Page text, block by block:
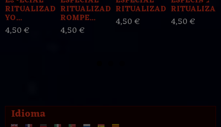
Idioma
RITUALIZADO
YO...
4,50 €
RITUALIZADO
ROMPE...
4,50 €
RITUALIZADO...
4,50 € 4,50 €